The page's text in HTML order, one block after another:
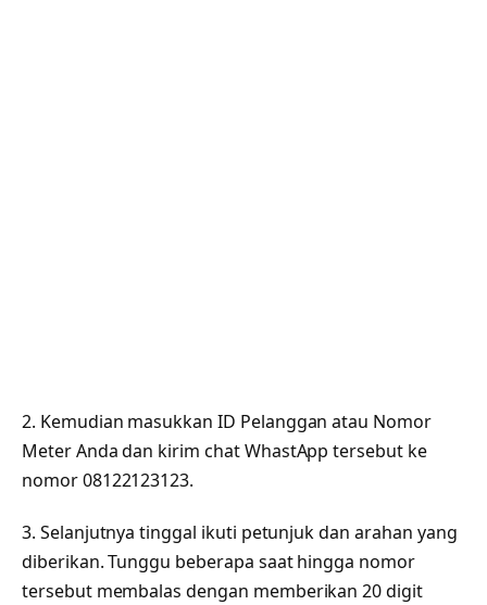
2. Kemudian masukkan ID Pelanggan atau Nomor
Meter Anda dan kirim chat WhastApp tersebut ke
nomor 08122123123.
3. Selanjutnya tinggal ikuti petunjuk dan arahan yang
diberikan. Tunggu beberapa saat hingga nomor
tersebut membalas dengan memberikan 20 digit